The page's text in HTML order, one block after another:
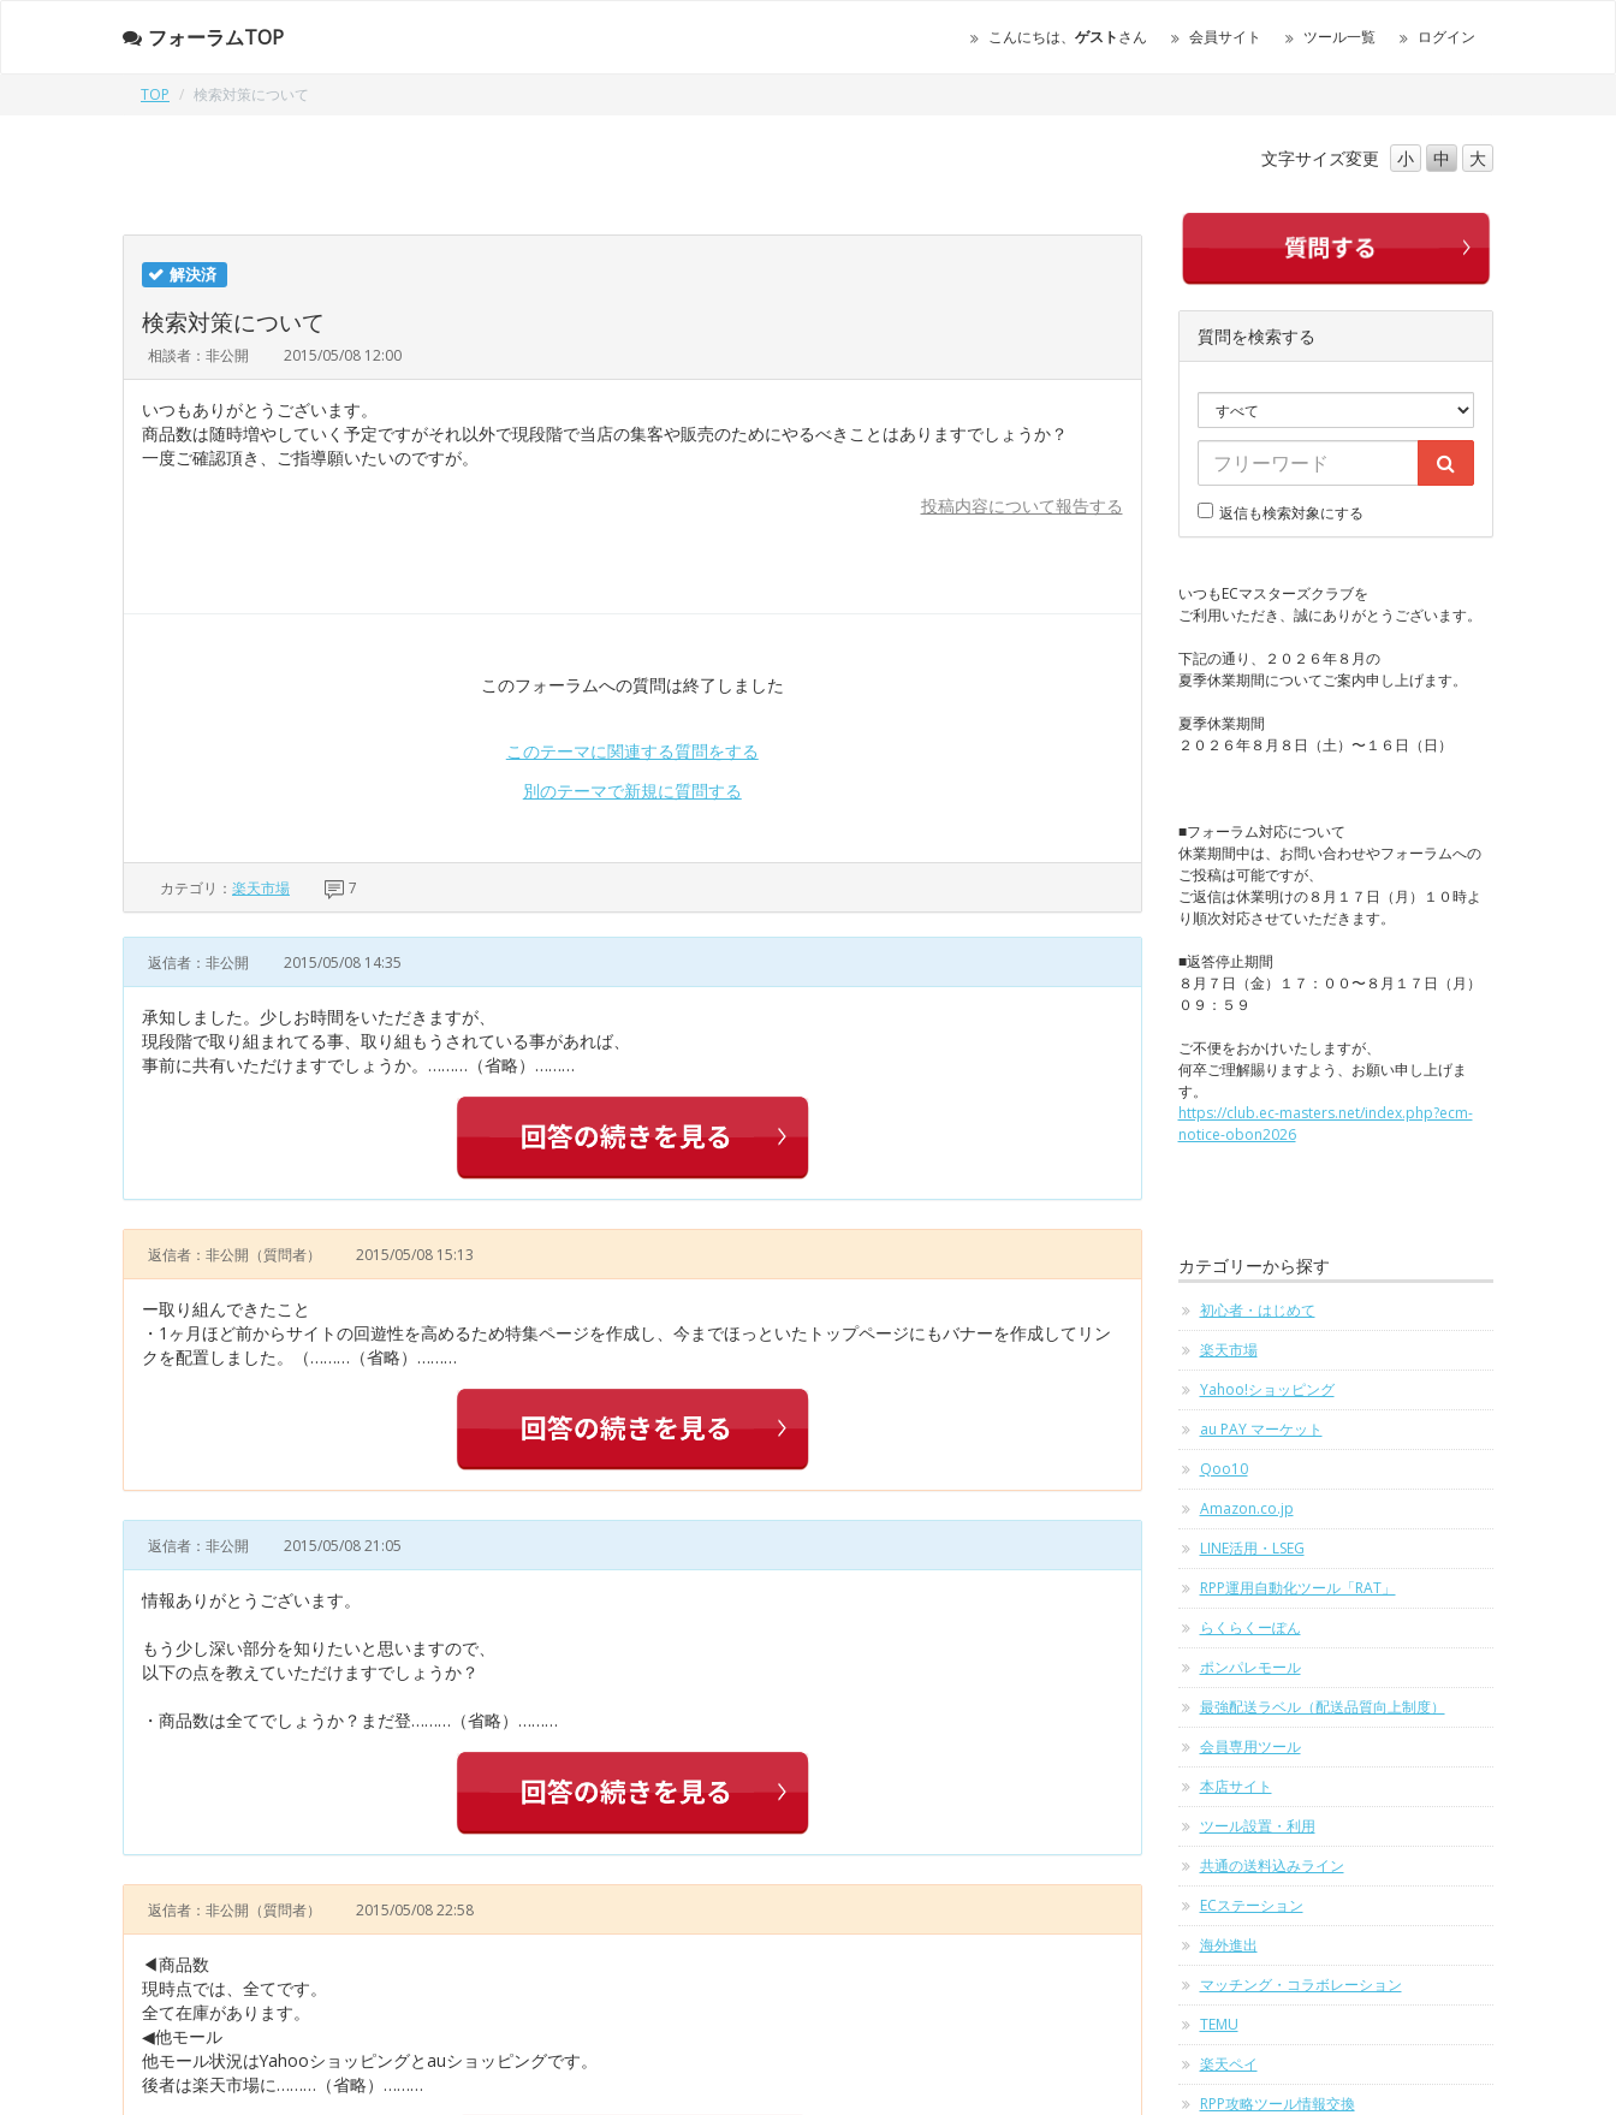
フォーラムTOP こんにちは、 ゲストさん 会員サイト ツール一覧 ログイン
TOP 検索対策について
文字サイズ変更 小 中 大
解決済
検索対策について
相談者：非公開 2015/05/08 12:00
いつもありがとうございます。
商品数は随時増やしていく予定ですがそれ以外で現段階で当店の集客や販売のためにやるべきことはありますでしょうか？
一度ご確認頂き、ご指導願いたいのですが。
投稿内容について報告する
このフォーラムへの質問は終了しました
このテーマに関連する質問をする
別のテーマで新規に質問する
カテゴリ： 楽天市場 7
返信者：非公開 2015/05/08 14:35
承知しました。少しお時間をいただきますが、
現段階で取り組まれてる事、取り組もうされている事があれば、
事前に共有いただけますでしょうか。………（省略）………
返信者：非公開 （質問者） 2015/05/08 15:13
ー取り組んできたこと
・1ヶ月ほど前からサイトの回遊性を高めるため特集ページを作成し、今までほっといたトップページにもバナーを作成してリン
クを配置しました。（………（省略）………
返信者：非公開 2015/05/08 21:05
情報ありがとうございます。
もう少し深い部分を知りたいと思いますので、
以下の点を教えていただけますでしょうか？
・商品数は全てでしょうか？まだ登………（省略）………
返信者：非公開 （質問者） 2015/05/08 22:58
◀︎商品数
現時点では、全てです。
全て在庫があります。
◀︎他モール
他モール状況はYahooショッピングとauショッピングです。
後者は楽天市場に………（省略）………
質問を検索する
返信も検索対象にする
いつもECマスターズクラブを
ご利用いただき、誠にありがとうございます。
下記の通り、２０２６年８月の
夏季休業期間についてご案内申し上げます。
夏季休業期間
２０２６年８月８日（土）〜１６日（日）
■フォーラム対応について
休業期間中は、お問い合わせやフォーラムへの
ご投稿は可能ですが、
ご返信は休業明けの８月１７日（月）１０時よ
り順次対応させていただきます。
■返答停止期間
８月７日（金）１７：００〜８月１７日（月）
０９：５９
ご不便をおかけいたしますが、
何卒ご理解賜りますよう、お願い申し上げま
す。
https://club.ec-masters.net/index.php?ecm-
notice-obon2026
カテゴリーから探す
初心者・はじめて
楽天市場
Yahoo!ショッピング
au PAY マーケット
Qoo10
Amazon.co.jp
LINE活用・LSEG
RPP運用自動化ツール「RAT」
らくらくーぽん
ポンパレモール
最強配送ラベル（配送品質向上制度）
会員専用ツール
本店サイト
ツール設置・利用
共通の送料込みライン
ECステーション
海外進出
マッチング・コラボレーション
TEMU
楽天ペイ
RPP攻略ツール情報交換